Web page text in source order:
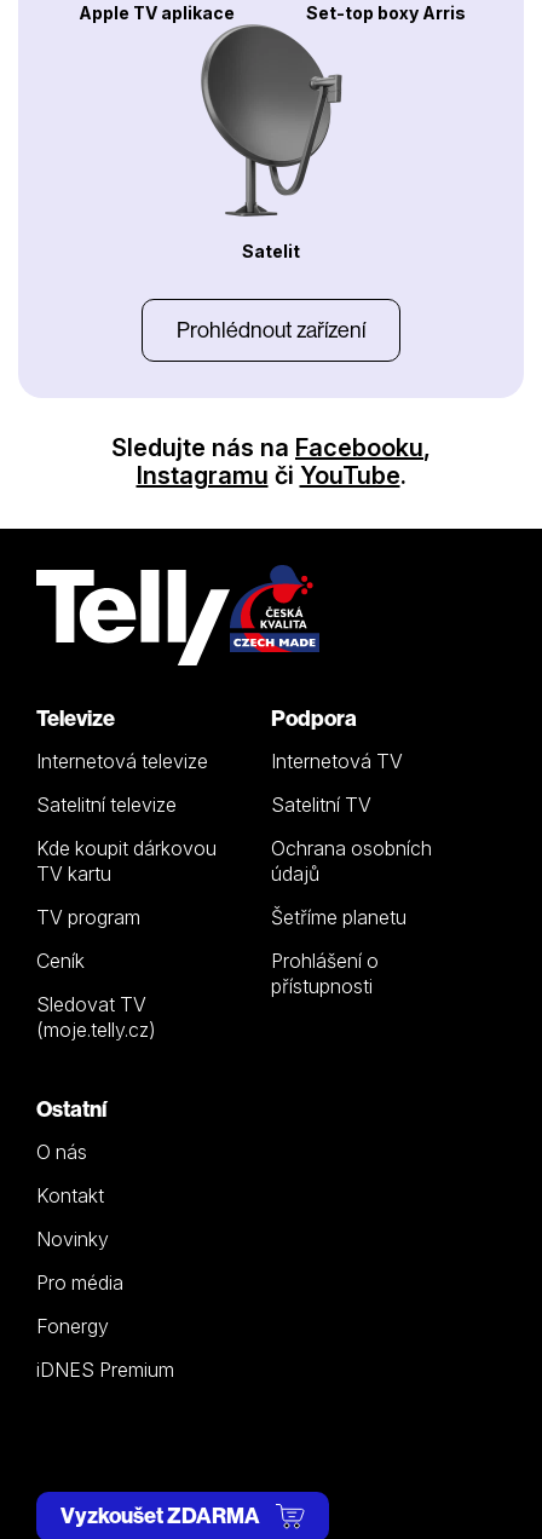
Apple TV aplikace Set-top boxy Arris
Satelit
Prohlédnout zařízení
Sledujte nás na Facebooku,
Instagramu či YouTube.
Televize
Internetová televize
Satelitní televize
Kde koupit dárkovou
TV kartu
TV program
Ceník
Sledovat TV
(moje.telly.cz)
Podpora
Internetová TV
Satelitní TV
Ochrana osobních
údajů
Šetříme planetu
Prohlášení o
přístupnosti
Ostatní
O nás
Kontakt
Novinky
Pro média
Fonergy
iDNES Premium
Vyzkoušet ZDARMA